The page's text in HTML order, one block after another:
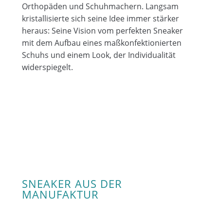
Orthopäden und Schuhmachern. Langsam
kristallisierte sich seine Idee immer stärker
heraus: Seine Vision vom perfekten Sneaker
mit dem Aufbau eines maßkonfektionierten
Schuhs und einem Look, der Individualität
widerspiegelt.
SNEAKER AUS DER
MANUFAKTUR